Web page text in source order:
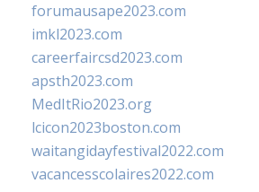
forumausape2023.com
imkl2023.com
careerfaircsd2023.com
apsth2023.com
MedItRio2023.org
lcicon2023boston.com
waitangidayfestival2022.com
vacancesscolaires2022.com